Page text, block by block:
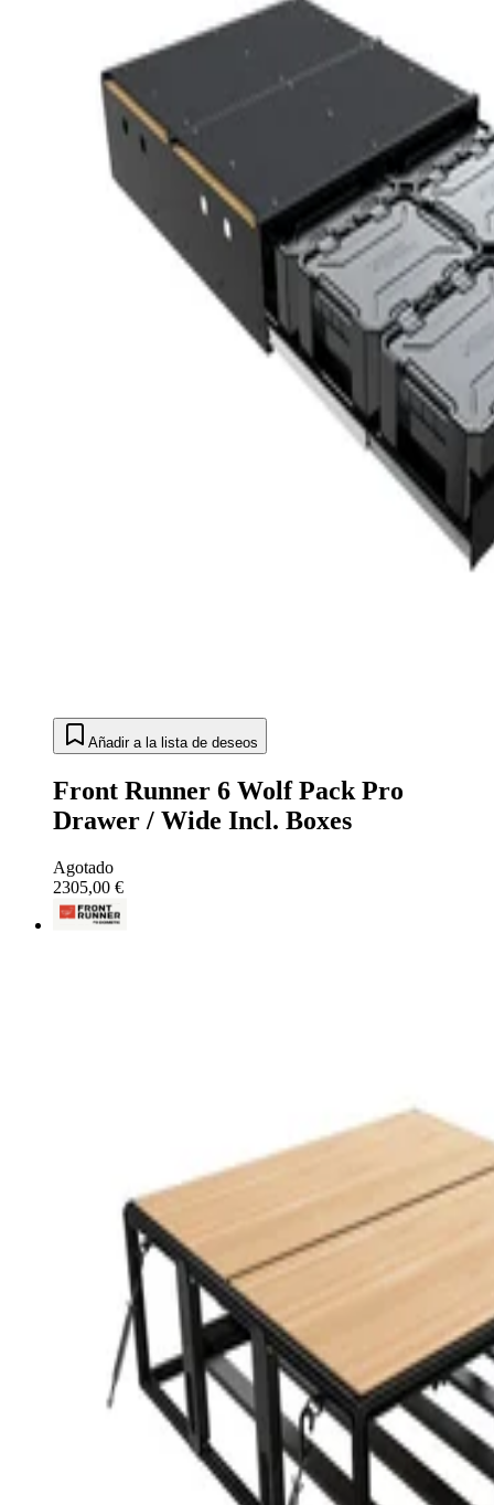
Añadir a la lista de deseos
Front Runner 6 Wolf Pack Pro
Drawer / Wide Incl. Boxes
Agotado
2305,00 €